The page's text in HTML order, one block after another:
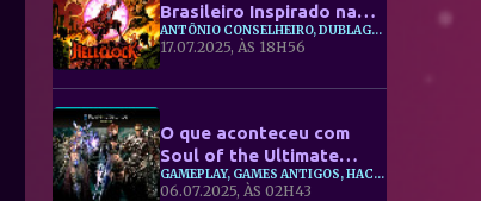
Brasileiro Inspirado na
Guerra de Canudos
ANTÔNIO CONSELHEIRO, DUBLAGEM, GUERRA DE CANUDOS
17.07.2025, ÀS 18H56
O que aconteceu com
Soul of the Ultimate
Nation: Uma Jornada do GAMEPLAY, GAMES ANTIGOS, HACK AND SLASH
06.07.2025, ÀS 02H43